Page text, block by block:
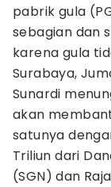
pabrik gula
sebagian dan
karena gula
Surabaya,
Sunardi
akan
satunya
Triliun dari
(SGN) dan